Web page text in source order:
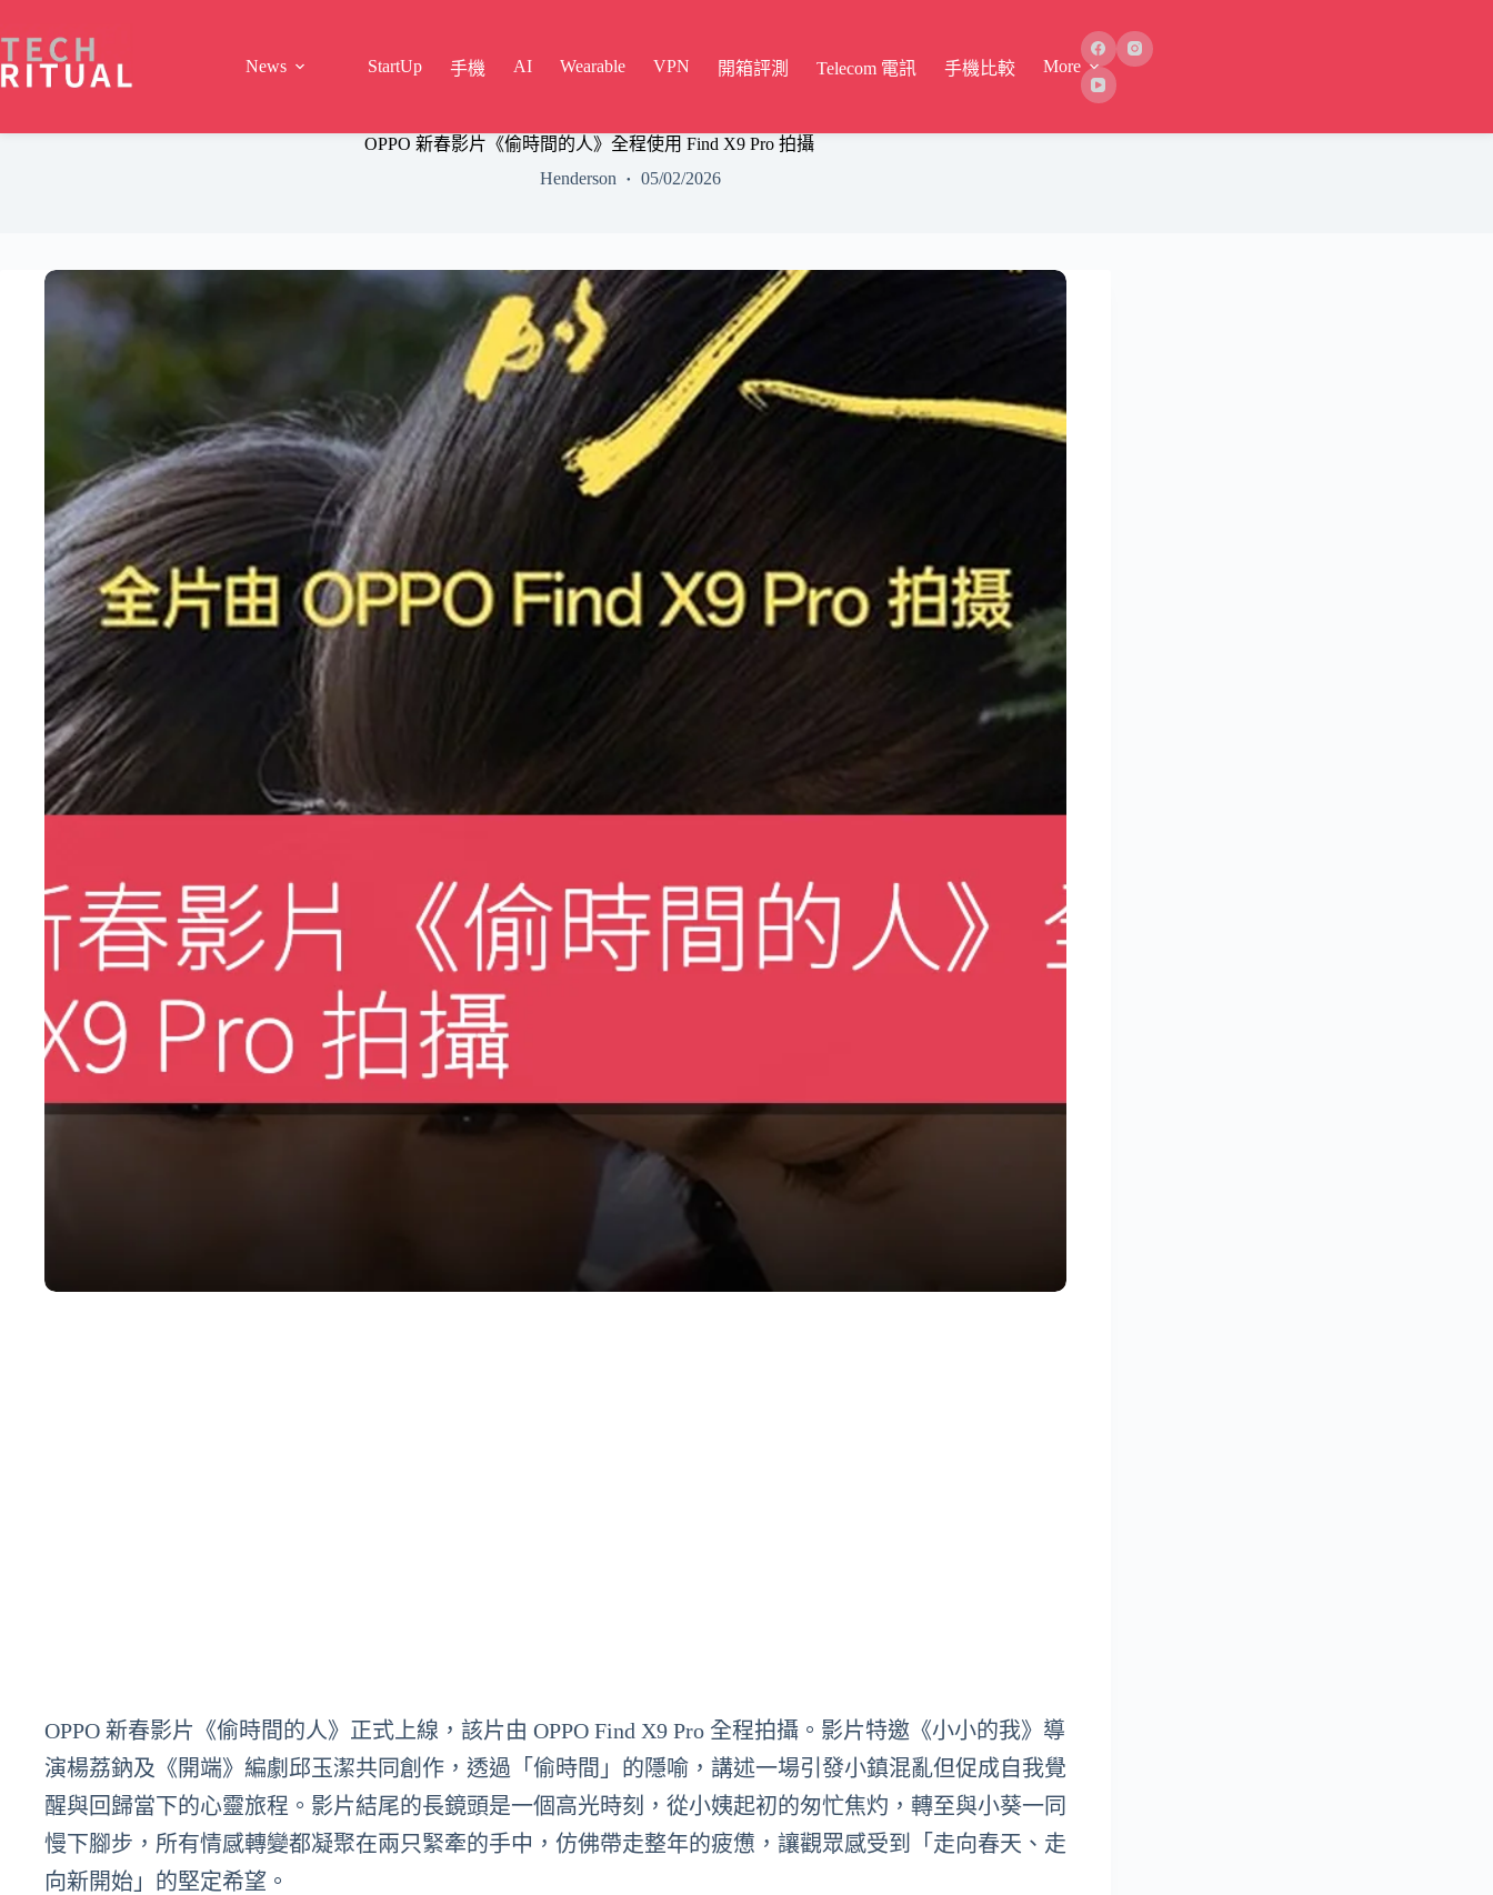
content
News
StartUp 手機 AI Wearable VPN 開箱評測 Telecom 電訊 手機比較 More
OPPO 新春影片《偷時間的人》全程使用 Find X9 Pro 拍攝
Henderson
05/02/2026
OPPO 新春影片《偷時間的人》正式上線，該片由 OPPO Find X9 Pro 全程拍攝。影片特邀《小小的我》導
演楊荔鈉及《開端》編劇邱玉潔共同創作，透過「偷時間」的隱喻，講述一場引發小鎮混亂但促成自我覺
醒與回歸當下的心靈旅程。影片結尾的長鏡頭是一個高光時刻，從小姨起初的匆忙焦灼，轉至與小葵一同
慢下腳步，所有情感轉變都凝聚在兩只緊牽的手中，仿佛帶走整年的疲憊，讓觀眾感受到「走向春天、走
向新開始」的堅定希望。